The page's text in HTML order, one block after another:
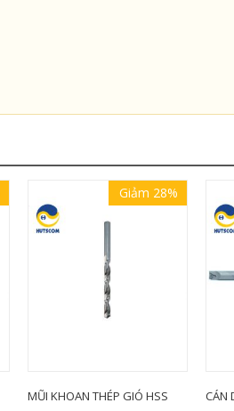
Giảm 28%
MŨI KHOAN THÉP GIÓ HSS
CÁN